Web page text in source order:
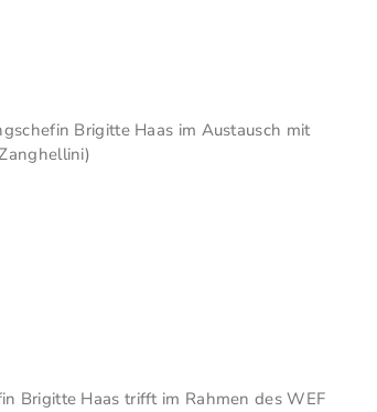
Brigitte Haas im Austausch mit
Brigitte Haas trifft im Rahmen des WEF